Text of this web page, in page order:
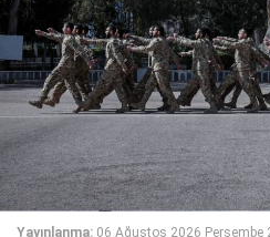
Yayınlanma: 06 Ağustos 2026 Perşembe